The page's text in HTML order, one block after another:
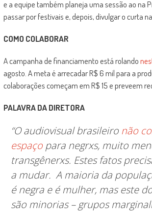
e a equipe também planeja uma sessão ao na
passar por festivais e, depois, divulgar o curta
COMO COLABORAR
A campanha de financiamento está rolando
agosto. A meta é arrecadar R$ 6 mil para a
colaborações começam em R$ 15 e preveem
PALAVRA DA DIRETORA
“O audiovisual brasileiro não
espaçopara negrxs, muito
transgênerxs. Estes fatos
a mudar. A maioria da
é negra e é mulher, mas este
são minorias – grupos